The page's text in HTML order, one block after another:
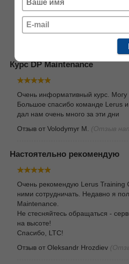
дополнительную литературу и
которые помогли углубить моё
курс был хорошо структурирован
(Отзыв написан
Курс DP Maintenance
Очень информативный курс. Могу
Большое спасибо команде Lerus
дал нам очень много за эти дни
Отзыв от Volodymyr M. (Отзыв
Настоятельно рекомендую
Очень рекомендую Lerus Training
ними сотрудничать. Недавно я
Maintenance.
Не стесняйтесь обращаться -
на высоте!
Спасибо, LTC!
Отзыв от Oleksandr Hrozdiev